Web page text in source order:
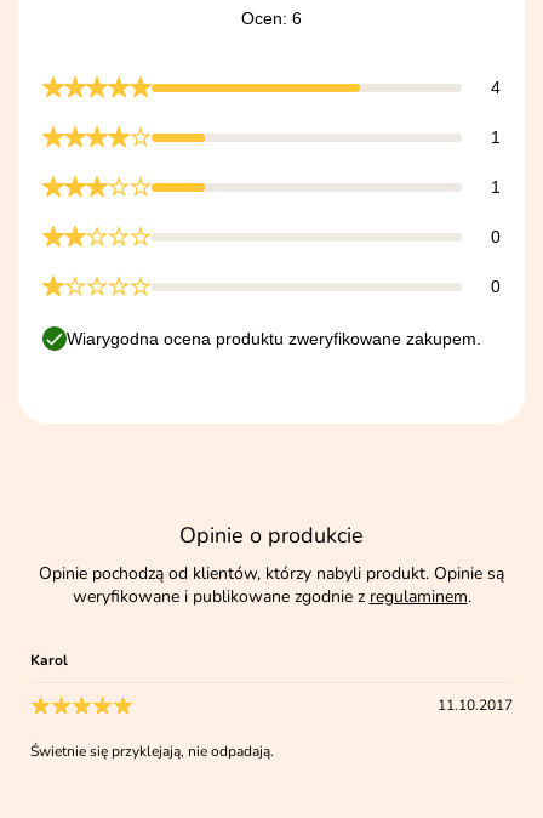
Ocen: 6
4
1
1
0
0
Wiarygodna ocena produktu zweryfikowane zakupem.
Opinie o produkcie
Opinie pochodzą od klientów, którzy nabyli produkt. Opinie są
weryfikowane i publikowane zgodnie z regulaminem.
Karol
11.10.2017
Świetnie się przyklejają, nie odpadają.